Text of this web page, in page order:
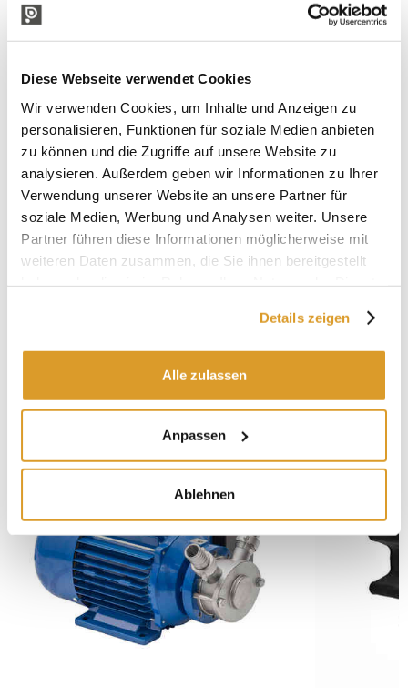
Diese Webseite verwendet Cookies
Wir verwenden Cookies, um Inhalte und Anzeigen zu
personalisieren, Funktionen für soziale Medien anbieten
zu können und die Zugriffe auf unsere Website zu
analysieren. Außerdem geben wir Informationen zu Ihrer
Verwendung unserer Website an unsere Partner für
soziale Medien, Werbung und Analysen weiter. Unsere
Partner führen diese Informationen möglicherweise mit
weiteren Daten zusammen, die Sie ihnen bereitgestellt
Details zeigen
Alle zulassen
Anpassen
Ablehnen
TECHNISCHE BESCHREIBUNG
ACHTUNG:
Die Impeller sind nicht von der Garantie abgedeckt, da es
sich um Verbrauchsmaterial handelt, das
verschleissanfällig ist.
Um die Lebensdauer des Laufrads zu verlängern, darf die
Pumpe nicht «trocken» betrieben werden.
IN VERBINDUNG STEHENDE PRODUKTE